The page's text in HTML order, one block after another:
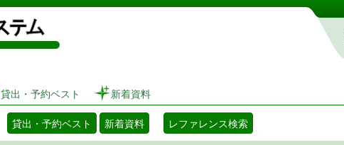
図書館 蔵書検索・予約システム
貸出・予約ベスト 新着資料
貸出・予約ベスト 新着資料 レファレンス検索